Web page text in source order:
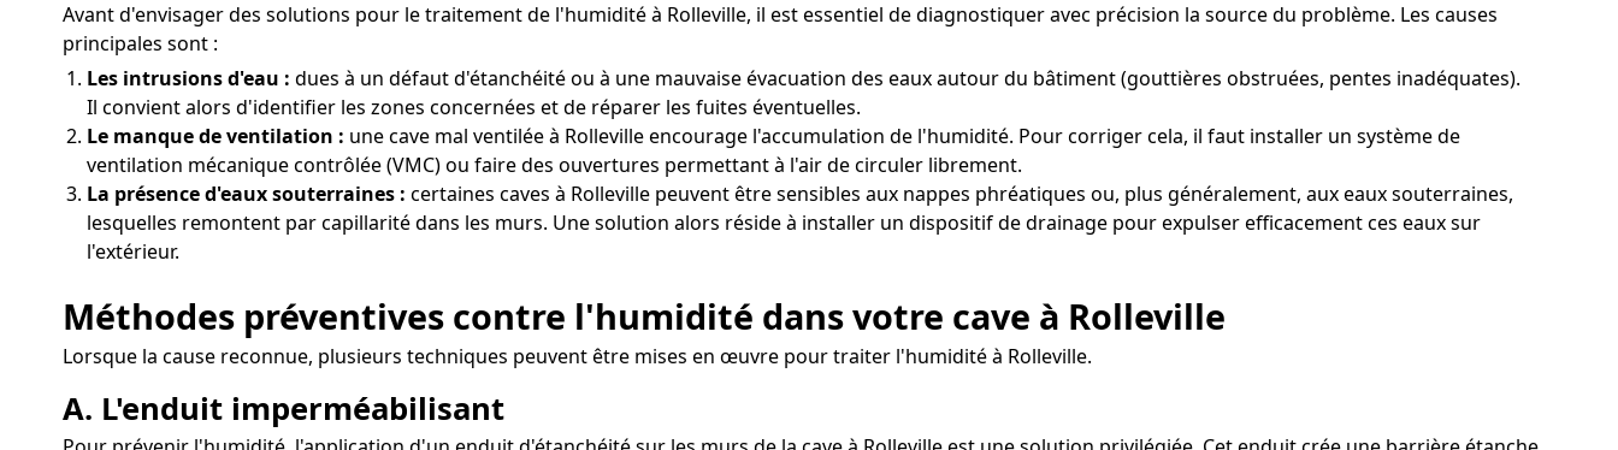
Avant d'envisager des solutions pour le traitement de l'humidité à Rolleville, il est essentiel de diagnostiquer avec précision la source du problème. Les causes
principales sont :
Les intrusions d'eau : dues à un défaut d'étanchéité ou à une mauvaise évacuation des eaux autour du bâtiment (gouttières obstruées, pentes inadéquates).
Il convient alors d'identifier les zones concernées et de réparer les fuites éventuelles.
Le manque de ventilation : une cave mal ventilée à Rolleville encourage l'accumulation de l'humidité. Pour corriger cela, il faut installer un système de
ventilation mécanique contrôlée (VMC) ou faire des ouvertures permettant à l'air de circuler librement.
La présence d'eaux souterraines : certaines caves à Rolleville peuvent être sensibles aux nappes phréatiques ou, plus généralement, aux eaux souterraines,
lesquelles remontent par capillarité dans les murs. Une solution alors réside à installer un dispositif de drainage pour expulser efficacement ces eaux sur
l'extérieur.
Méthodes préventives contre l'humidité dans votre cave à Rolleville
Lorsque la cause reconnue, plusieurs techniques peuvent être mises en œuvre pour traiter l'humidité à Rolleville.
A. L'enduit imperméabilisant